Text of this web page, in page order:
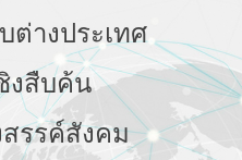
ต่างประเทศ
งสืบค้น
รรค์สังคม